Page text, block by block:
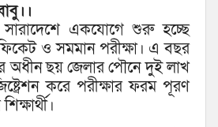
একযোগে শুরু হচ্ছে
ও সমমান পরীক্ষা। এ বছর
অধীন ছয় জেলার পৌনে দুই লাখ
করে পরীক্ষার ফরম পূরণ